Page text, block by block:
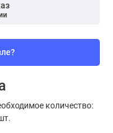
количество: